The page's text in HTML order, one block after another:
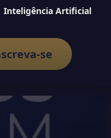
Inteligência Artificial
se